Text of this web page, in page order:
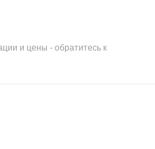
и цены - обратитесь к